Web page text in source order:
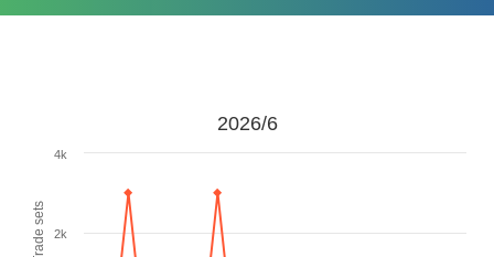
Trade sets
2026/6
2k
4k